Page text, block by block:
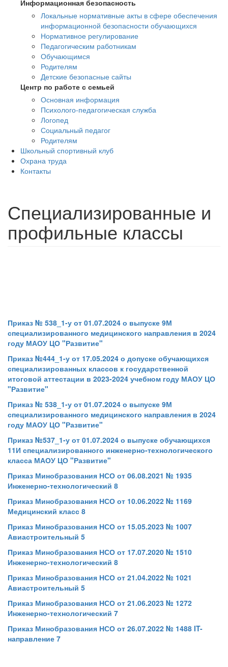
Информационная безопасность
Локальные нормативные акты в сфере обеспечения
информационной безопасности обучающихся
Нормативное регулирование
Педагогическим работникам
Обучающимся
Родителям
Детские безопасные сайты
Центр по работе с семьей
Основная информация
Психолого-педагогическая служба
Логопед
Социальный педагог
Родителям
Школьный спортивный клуб
Охрана труда
Контакты
Специализированные и
профильные классы
Приказ № 538_1-у от 01.07.2024 о выпуске 9М
специализированного медицинского направления в 2024
году МАОУ ЦО "Развитие"
Приказ №444_1-у от 17.05.2024 о допуске обучающихся
специализированных классов к государственной
итоговой аттестации в 2023-2024 учебном году МАОУ ЦО
"Развитие"
Приказ № 538_1-у от 01.07.2024 о выпуске 9М
специализированного медицинского направления в 2024
году МАОУ ЦО "Развитие"
Приказ №537_1-у от 01.07.2024 о выпуске обучающихся
11И специализированного инженерно-технологического
класса МАОУ ЦО "Развитие"
Приказ Минобразования НСО от 06.08.2021 № 1935
Инженерно-технологический 8
Приказ Минобразования НСО от 10.06.2022 № 1169
Медицинский класс 8
Приказ Минобразования НСО от 15.05.2023 № 1007
Авиастроительный 5
Приказ Минобразования НСО от 17.07.2020 № 1510
Инженерно-технологический 8
Приказ Минобразования НСО от 21.04.2022 № 1021
Авиастроительный 5
Приказ Минобразования НСО от 21.06.2023 № 1272
Инженерно-технологический 7
Приказ Минобразования НСО от 26.07.2022 № 1488 IT-
направление 7